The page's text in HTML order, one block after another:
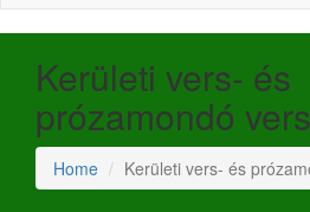
Kerületi vers- és
prózamondó
Home Kerületi vers- és